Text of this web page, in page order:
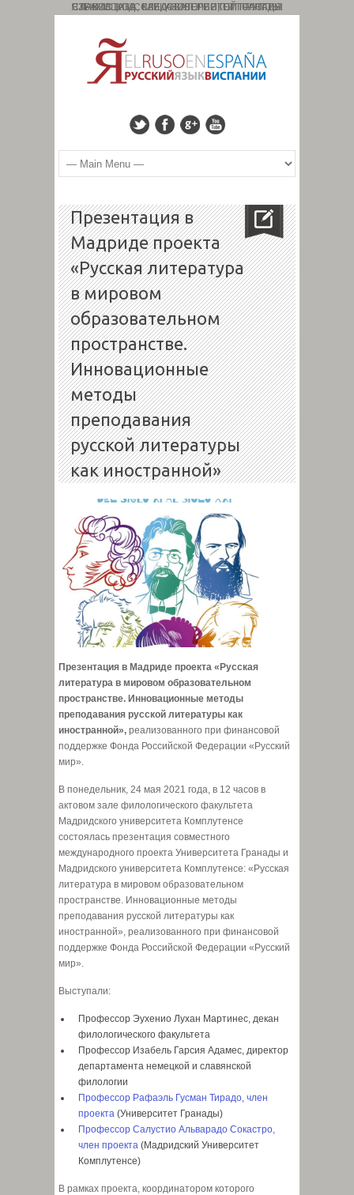
СТРАНИЦА ИССЛЕДОВАТЕЛЬСКОЙ ГРУППЫ: СЛАВИСТИКА, КАВКАЗОЛОГИЯ, ТИПОЛОГИЯ ЯЗЫКОВ. КОД : 827. УНИВЕРСИТЕТ ГРАНАДЫ
Презентация в
Мадриде проекта
«Русская литература
в мировом
образовательном
пространстве.
Инновационные
методы
преподавания
русской литературы
как иностранной»
Презентация в Мадриде проекта «Русская
литература в мировом образовательном
пространстве. Инновационные методы
преподавания русской литературы как
иностранной», реализованного при финансовой
поддержке Фонда Российской Федерации «Русский
мир».
В понедельник, 24 мая 2021 года, в 12 часов в
актовом зале филологического факультета
Мадридского университета Комплутенсе
состоялась презентация совместного
международного проекта Университета Гранады и
Мадридского университета Комплутенсе: «Русская
литература в мировом образовательном
пространстве. Инновационные методы
преподавания русской литературы как
иностранной», реализованного при финансовой
поддержке Фонда Российской Федерации «Русский
мир».
Выступали:
Профессор Эухенио Лухан Мартинес, декан
филологического факультета
Профессор Изабель Гарсия Адамес, директор
департамента немецкой и славянской
филологии
Профессор Рафаэль Гусман Тирадо, член
проекта (Университет Гранады)
Профессор Салустио Альварадо Сокастро,
член проекта (Мадридский Университет
Комплутенсе)
В рамках проекта, координатором которого